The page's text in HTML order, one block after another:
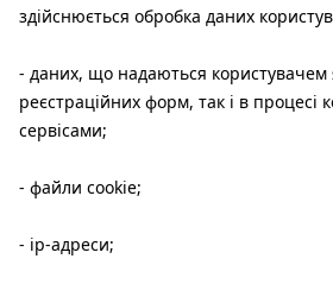
здійснюється обробка даних
- даних, що надаються користувачем
реєстраційних форм, так і в процесі
сервісами;
- файли cookie;
- ір-адреси;